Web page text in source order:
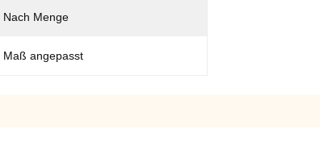
Nach Menge
Maß angepasst